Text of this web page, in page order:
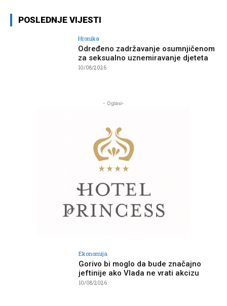
POSLEDNJE VIJESTI
Hronika
Određeno zadržavanje osumnjičenom
za seksualno uznemiravanje djeteta
10/08/2026
- Oglasi-
Ekonomija
Gorivo bi moglo da bude značajno
jeftinije ako Vlada ne vrati akcizu
10/08/2026